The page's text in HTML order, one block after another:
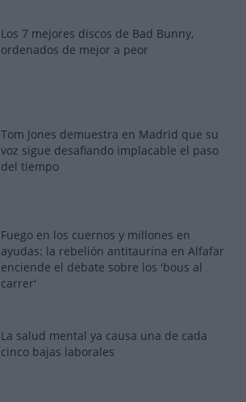
Los 7 mejores discos de Bad Bunny,
ordenados de mejor a peor
Tom Jones demuestra en Madrid que su
voz sigue desafiando implacable el paso
del tiempo
Fuego en los cuernos y millones en
ayudas: la rebelión antitaurina en Alfafar
enciende el debate sobre los 'bous al
carrer'
La salud mental ya causa una de cada
cinco bajas laborales